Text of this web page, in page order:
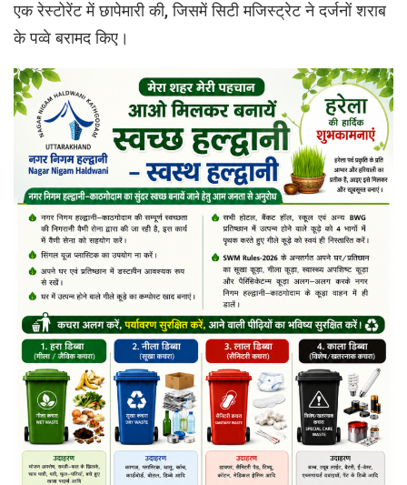
एक रेस्टोरेंट में छापेमारी की, जिसमें सिटी मजिस्ट्रेट ने दर्जनों शराब
के पव्वे बरामद किए।